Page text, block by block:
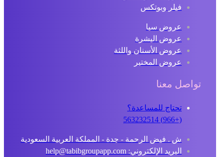
فيلر وبوتكس
عروض سبا
عروض البشرة
عروض الأسنان واللثة
عروض المختبر
تواصل معنا
تحتاج للمساعدة؟
ش . فيض الرحمة - جدة - المملكة العربية السعودية
البريد الإلكتروني: help@tabibgroupapp.com